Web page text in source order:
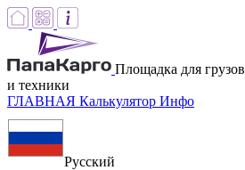
Площадка для грузов
и техники
ГЛАВНАЯ Калькулятор Инфо
Русский